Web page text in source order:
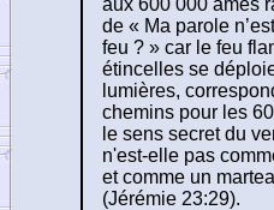
de « Ma parole
feu ? » car le feu
étincelles se
lumières,
chemins pour les
le sens secret du
n'est-elle pas
et comme un
(Jérémie 23:29).